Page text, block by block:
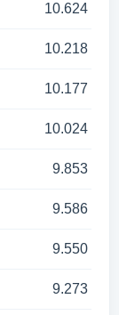
10.624
10.218
10.177
10.024
9.853
9.586
9.550
9.273